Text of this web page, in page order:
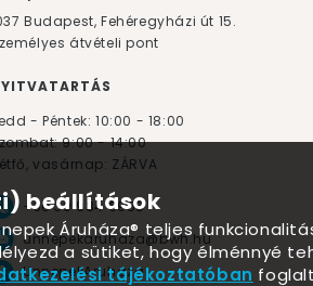
Budapest, Fehéregyházi út 15.
átvételi pont
- Péntek: 10:00 - 18:00
9:00 - 14:00
vasárnap: ZÁRVA
+36 30 984 6955
unnepekaruhaza@bwh.hu
UnnepekAruhaza
beállítások
Áruháza® teljes
a sütiket, hogy élménnyé
tájékoztatóban